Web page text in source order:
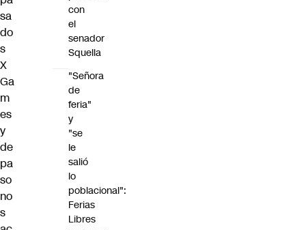
sa
do
s
X
Ga
m
es
y
de
pa
so
no
s
con
el
senador
Squella
"Señora
de
feria"
y
"se
le
salió
lo
poblacional":
Ferias
Libres